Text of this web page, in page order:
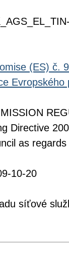
(ES) č.
Directive
as
10-20
síťové